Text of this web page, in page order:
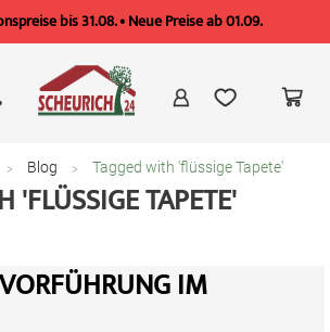
bis 31.08. • Neue Preise ab 01.09.
Blog Tagged with 'flüssige Tapete'
'FLÜSSIGE TAPETE'
IM